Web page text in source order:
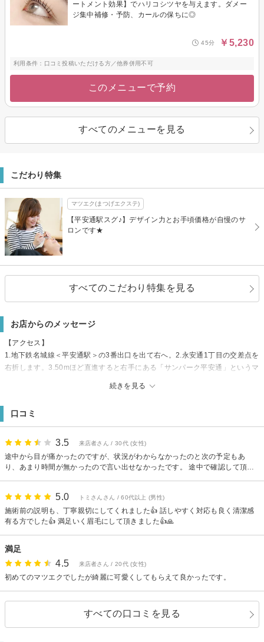
ートメント効果】でハリコシツヤを与えます。ダメー
ジ集中補修・予防、カールの保ちに◎
45分 ￥5,230
利用条件：口コミ投稿いただける方／他券併用不可
このメニューで予約
すべてのメニューを見る
こだわり特集
マツエク(まつげエクステ)
【平安通駅スグ♪】デザイン力とお手頃価格が自慢のサ
ロンです★
すべてのこだわり特集を見る
お店からのメッセージ
続きを見る
【アクセス】
1.地下鉄名城線＜平安通駅＞の3番出口を出て右へ。2.永安通1丁目の交差点を
右折します。3.50mほど直進すると右手にある「サンパーク平安通」というマ
【その他】
お子様連れ来店は施術中にお子様1人でも静かにお待ちいただけるor付添の方
の同伴をお願いしています。お子様を抱いての施術は大変危険ですのでご容
赦ください
口コミ
3.5 来店者さん / 30代 (女性)
途中から目が痛かったのですが、状況がわからなかったのと次の予定もあ
り、あまり時間が無かったので言い出せなかったです。 途中で確認して頂け
5.0 トミさんさん / 60代以上 (男性)
施術前の説明も、丁寧親切にしてくれました👍 話しやすく対応も良く清潔感
有る方でした👍 満足いく眉毛にして頂きました👍🙏
満足
4.5 来店者さん / 20代 (女性)
初めてのマツエクでしたが綺麗に可愛くしてもらえて良かったです。
すべての口コミを見る